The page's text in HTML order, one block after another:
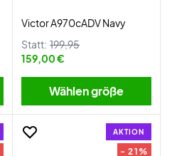
Victor A970cADV Navy
Statt: 199,95
159,00 €
Wählen größe
AKTION
- 21%